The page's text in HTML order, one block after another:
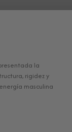
la
rigidez y
masculina